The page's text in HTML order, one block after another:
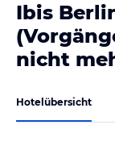
Ibis
nicht
Hotelübersicht